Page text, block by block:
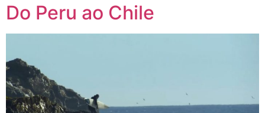
Do Peru ao Chile